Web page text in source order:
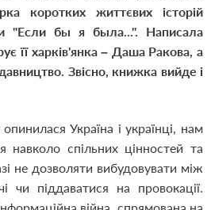
коротких життєвих історій
"Если бы я была...". Написала
її харків'янка – Даша Ракова, а
Звісно, книжка вийде і
опинилася Україна і українці, нам
навколо спільних цінностей та
не дозволяти вибудовувати між
чи піддаватися на провокації.